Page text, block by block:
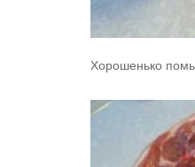
Хорошенько